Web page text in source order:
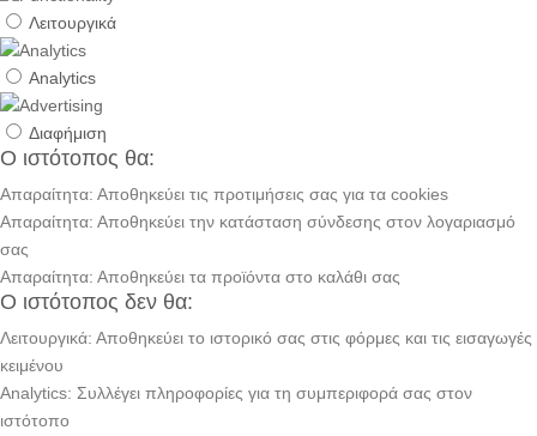
Λειτουργικά
Analytics
Διαφήμιση
Ο ιστότοπος θα:
Απαραίτητα: Αποθηκεύει τις προτιμήσεις σας για τα cookies
Απαραίτητα: Αποθηκεύει την κατάσταση σύνδεσης στον λογαριασμό
σας
Απαραίτητα: Αποθηκεύει τα προϊόντα στο καλάθι σας
Ο ιστότοπος δεν θα:
Λειτουργικά: Αποθηκεύει το ιστορικό σας στις φόρμες και τις εισαγωγές
κειμένου
Analytics: Συλλέγει πληροφορίες για τη συμπεριφορά σας στον
ιστότοπο